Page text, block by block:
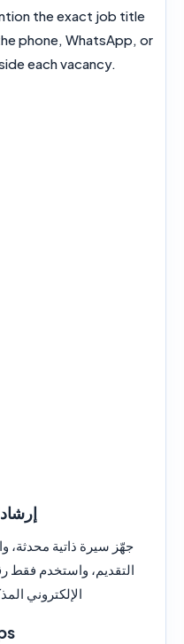
the exact job title
phone, WhatsApp, or
each vacancy.
جهّز سيرة ذاتية محدثة،
التقديم، واستخدم فقط
الإلكتروني